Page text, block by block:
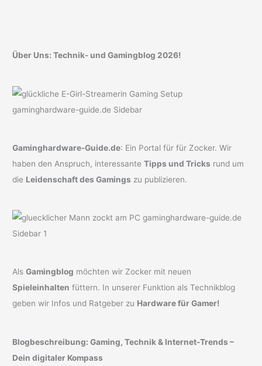
Über Uns: Technik- und Gamingblog 2026!
Gaminghardware-Guide.de: Ein Portal für für Zocker. Wir
haben den Anspruch, interessanteTipps und Tricks rund um
die Leidenschaft des Gamings zu publizieren.
AlsGamingblog möchten wir Zocker mit neuen
Spieleinhalten füttern. In unserer Funktion als Technikblog
geben wir Infos und Ratgeber zu Hardware für Gamer!
Blogbeschreibung: Gaming, Technik & Internet-Trends –
Dein digitaler Kompass